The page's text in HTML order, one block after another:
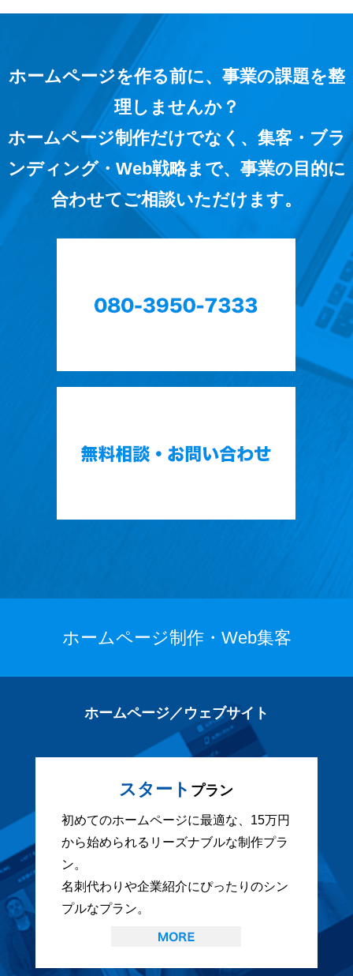
ホームページを作る前に、事業の課題を整
理しませんか？
ホームページ制作だけでなく、集客・ブラ
ンディング・Web戦略まで、事業の目的に
合わせてご相談いただけます。
ホームページ制作・Web集客
ホームページ／ウェブサイト
スタート プラン
初めてのホームページに最適な、15万円
から始められるリーズナブルな制作プラ
ン。
名刺代わりや企業紹介にぴったりのシン
プルなプラン。